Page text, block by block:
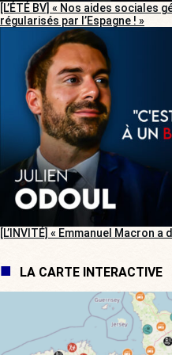
[L’ÉTÉ BV] « Nos aides
régularisés par l’Espagne ! »
[L’INVITÉ] « Emmanuel Macron
LA CARTE INTERACTIVE